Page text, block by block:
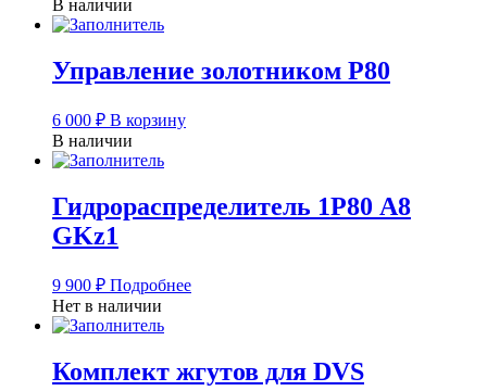
В наличии
Управление золотником Р80
6 000 ₽ В корзину
В наличии
Гидрораспределитель 1Р80 А8
GKz1
9 900 ₽ Подробнее
Нет в наличии
Комплект жгутов для DVS